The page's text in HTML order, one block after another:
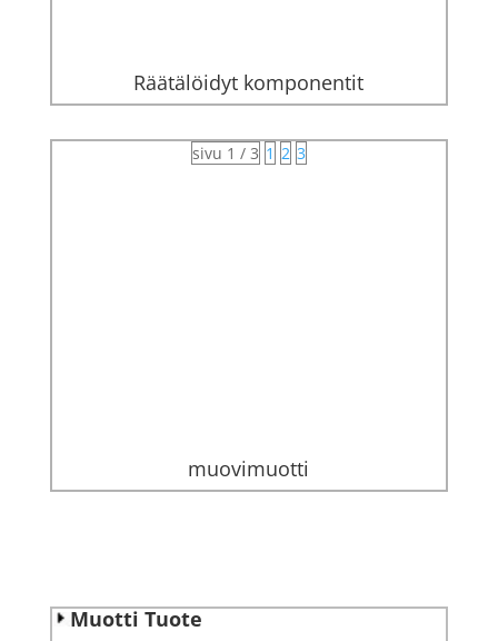
Räätälöidyt komponentit
muovimuotti
Muotti Tuote
sivu 1 / 3 1 2 3